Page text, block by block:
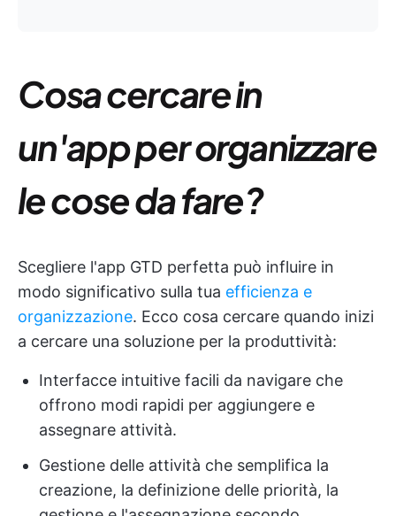
Cosa cercare in
un'app per organizzare
le cose da fare?
Scegliere l'app GTD perfetta può influire in
modo significativo sulla tua efficienza e
organizzazione. Ecco cosa cercare quando inizi
a cercare una soluzione per la produttività:
Interfacce intuitive facili da navigare che
offrono modi rapidi per aggiungere e
assegnare attività.
Gestione delle attività che semplifica la
creazione, la definizione delle priorità, la